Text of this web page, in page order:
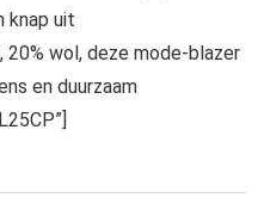
knap uit
20% wol, deze mode-blazer
en duurzaam